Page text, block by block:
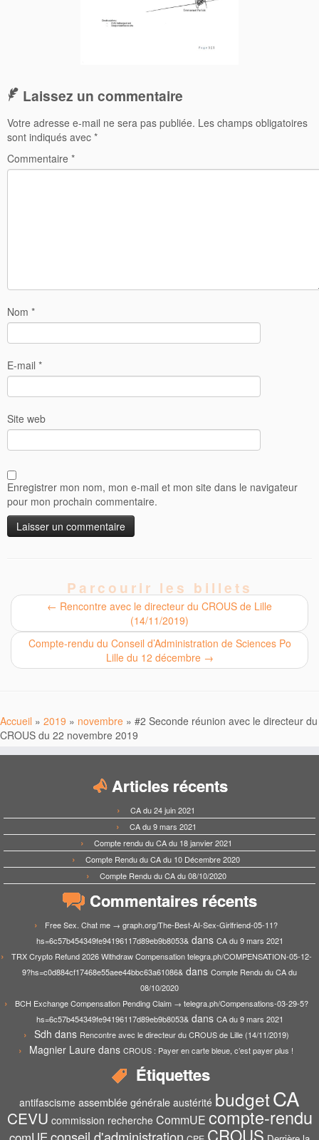
Laissez un commentaire
Votre adresse e-mail ne sera pas publiée. Les champs obligatoires
sont indiqués avec *
Commentaire *
Nom *
E-mail *
Site web
Enregistrer mon nom, mon e-mail et mon site dans le navigateur
pour mon prochain commentaire.
Parcourir les billets
← Rencontre avec le directeur du CROUS de Lille
(14/11/2019)
Compte-rendu du Conseil d’Administration de Sciences Po
Lille du 12 décembre →
Accueil » 2019 » novembre » #2 Seconde réunion avec le directeur du
CROUS du 22 novembre 2019
Articles récents
CA du 24 juin 2021
CA du 9 mars 2021
Compte rendu du CA du 18 janvier 2021
Compte Rendu du CA du 10 Décembre 2020
Compte Rendu du CA du 08/10/2020
Commentaires récents
Free Sex. Chat me → graph.org/The-Best-AI-Sex-Girlfriend-05-11?
hs=6c57b454349fe94196117d89eb9b8053&dans CA du 9 mars 2021
TRX Crypto Refund 2026 Withdraw Compensation telegra.ph/COMPENSATION-05-12-
9?hs=c0d884cf17468e55aee44bbc63a61086& dans Compte Rendu du CA du
08/10/2020
BCH Exchange Compensation Pending Claim → telegra.ph/Compensations-03-29-5?
hs=6c57b454349fe94196117d89eb9b8053&dans CA du 9 mars 2021
Sdh dans Rencontre avec le directeur du CROUS de Lille (14/11/2019)
Magnier Laure dans CROUS : Payer en carte bleue, c’est payer plus !
Étiquettes
antifascisme assemblée générale austérité budgetCA
CEVU commission recherche CommUE compte-rendu
CROUS